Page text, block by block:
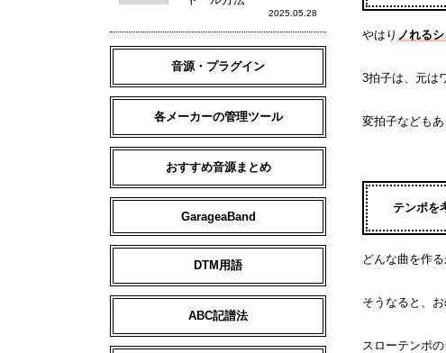
やはり ノれる
3拍子は、元は
変拍子なども
テンポを
どんな曲を作
そうなると、お
スローテンポ
2025.05.28
音源・プラグイン
各メーカーの管理ツール
おすすめ音源まとめ
GarageaBand
DTM用語
ABC記譜法